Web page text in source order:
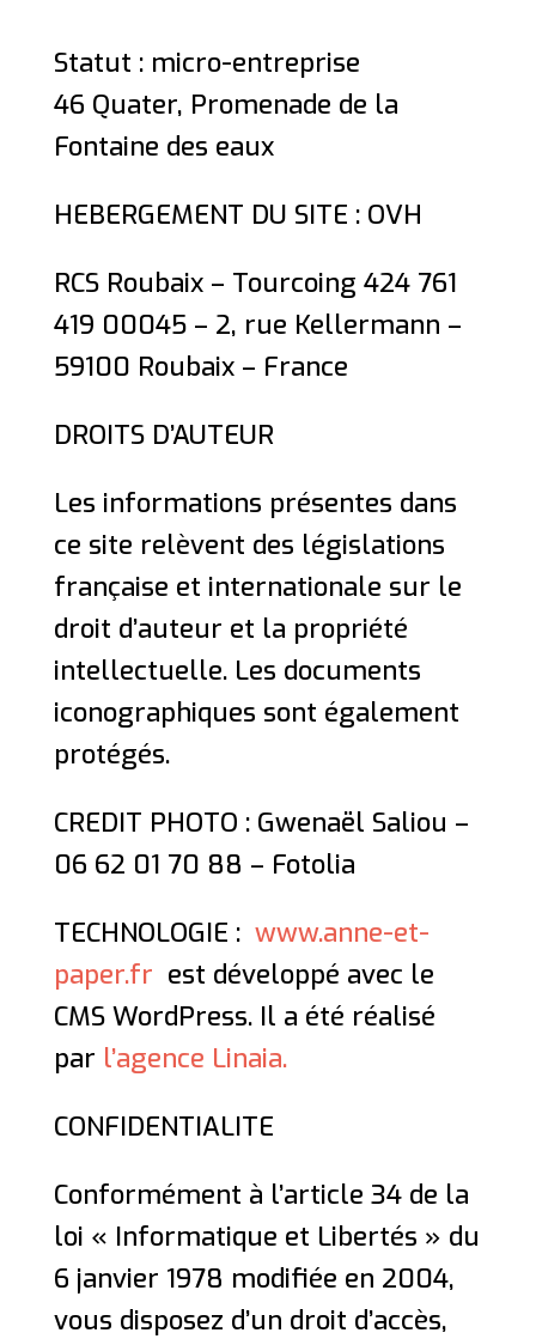
Statut : micro-entreprise
46 Quater, Promenade de la
Fontaine des eaux
HEBERGEMENT DU SITE : OVH
RCS Roubaix – Tourcoing 424 761
419 00045 – 2, rue Kellermann –
59100 Roubaix – France
DROITS D’AUTEUR
Les informations présentes dans
ce site relèvent des législations
française et internationale sur le
droit d’auteur et la propriété
intellectuelle. Les documents
iconographiques sont également
protégés.
CREDIT PHOTO : Gwenaël Saliou –
06 62 01 70 88 – Fotolia
TECHNOLOGIE : www.anne-et-
paper.fr est développé avec le
CMS WordPress. Il a été réalisé
par l’agence Linaia.
CONFIDENTIALITE
Conformément à l’article 34 de la
loi « Informatique et Libertés » du
6 janvier 1978 modifiée en 2004,
vous disposez d’un droit d’accès,